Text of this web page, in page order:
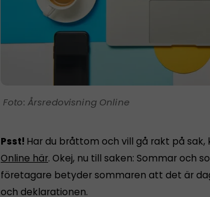
Årsredovisning Online
Psst! Har du bråttom och vill gå rakt på sak,
Online här. Okej, nu till saken: Sommar och
företagare betyder sommaren att det är
och deklarationen.